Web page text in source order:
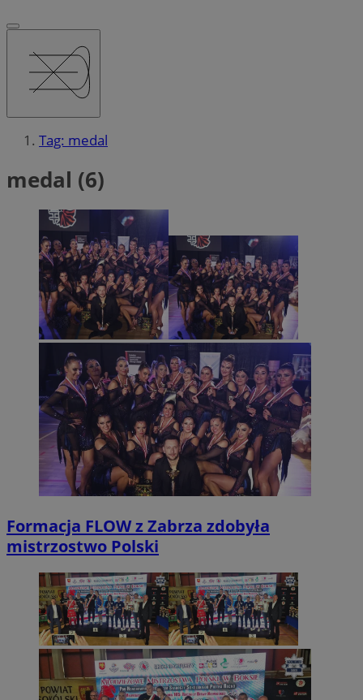
Tag: medal
medal (6)
Formacja FLOW z Zabrza zdobyła
mistrzostwo Polski